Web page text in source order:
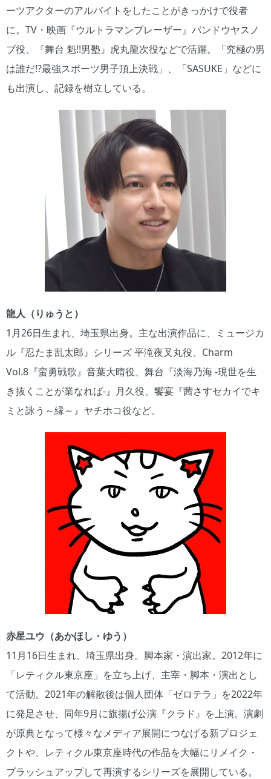
ーツアクターのアルバイトをしたことがきっかけで役者
に。TV・映画『ウルトラマンブレーザー』バンドウヤスノ
ブ役、『舞台 魁!!男塾』虎丸龍次役などで活躍。「究極の男
は誰だ!?最強スポーツ男子頂上決戦」、「SASUKE」などに
も出演し、記録を樹立している。
龍人（りゅうと）
1月26日生まれ、埼玉県出身。主な出演作品に、ミュージカ
ル『忍たま乱太郎』シリーズ 平滝夜叉丸役、Charm
Vol.8『蛮勇戦歌』音葉大晴役、舞台『淡海乃海 -現世を生
き抜くことが業なれば-』月久役、饗宴『茜さすセカイでキ
ミと詠う～縁～』ヤチホコ役など。
赤星ユウ（あかほし・ゆう）
11月16日生まれ、埼玉県出身。脚本家・演出家。2012年に
「レティクル東京座」を立ち上げ、主宰・脚本・演出とし
て活動。2021年の解散後は個人団体「ゼロテラ」を2022年
に発足させ、同年9月に旗揚げ公演『クラド』を上演。演劇
が原典となって様々なメディア展開につなげる新プロジェ
クトや、レティクル東京座時代の作品を大幅にリメイク・
ブラッシュアップして再演するシリーズを展開している。